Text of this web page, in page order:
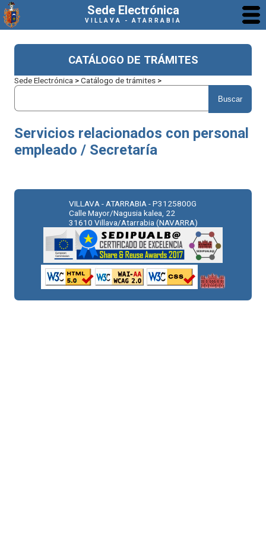
Sede Electrónica
VILLAVA - ATARRABIA
CATÁLOGO DE TRÁMITES
Sede Electrónica >Catálogo de trámites >
Servicios relacionados con personal
empleado / Secretaría
VILLAVA - ATARRABIA - P3125800G
Calle Mayor/Nagusia kalea, 22
31610 Villava/Atarrabia (NAVARRA)